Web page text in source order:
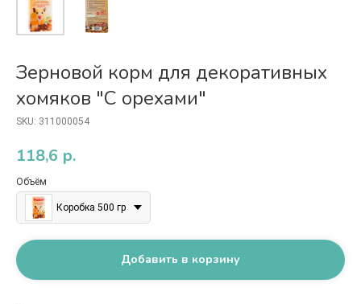
Зерновой корм для декоративных
хомяков "С орехами"
SKU: 311000054
118,6 р.
Объём
Коробка 500 гр
Добавить в корзину